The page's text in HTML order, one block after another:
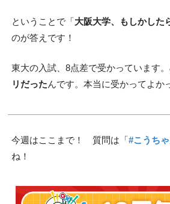
ということで「大阪大学、もしかした
のが答えです！
東大の入試、8点差で受かっています。
リだったんです。本当に受かってよか
今週はここまで！ 質問は「#こうち
ね！